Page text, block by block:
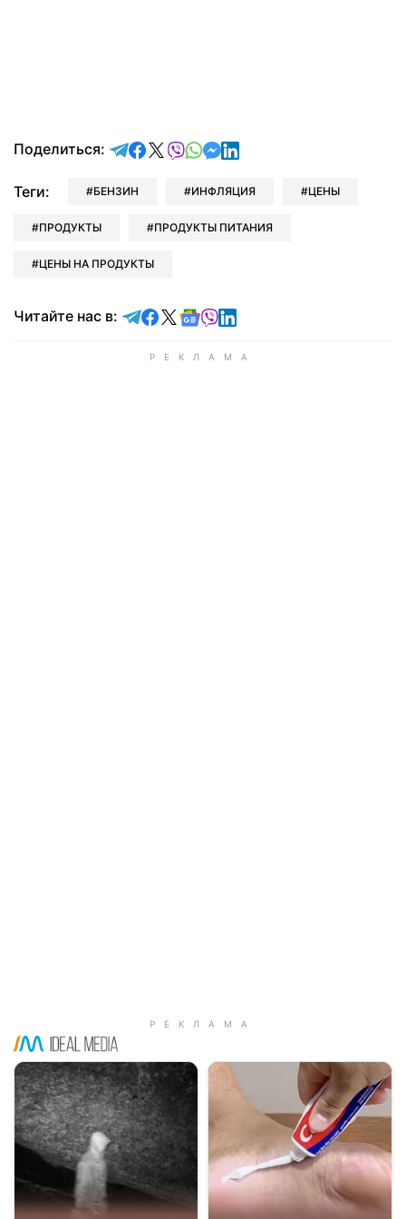
Поделиться: отправить в Telegram
поделиться в Facebook
поделиться в X
отправить в Viber
отправить в Whatsapp
отправить в Messenger
отправить в LinkedIn
Теги: БЕНЗИН ИНФЛЯЦИЯ ЦЕНЫ
ПРОДУКТЫ ПРОДУКТЫ ПИТАНИЯ
ЦЕНЫ НА ПРОДУКТЫ
Читайте нас в: Читайте в Telegram
Читайте в Facebook
Читайте в X
Читайте в Google news
Читайте в Viber
Читайте в LinkedIn